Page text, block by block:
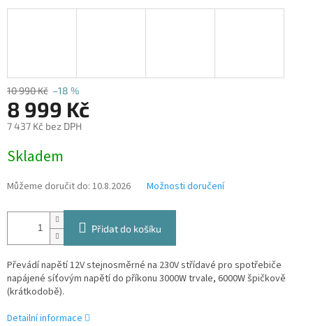
10 990 Kč –18 %
8 999 Kč
7 437 Kč bez DPH
cena:
Skladem
Můžeme doručit do: 10.8.2026 Možnosti doručení
Přidat do košíku
Převádí napětí 12V stejnosměrné na 230V střídavé pro spotřebiče
napájené síťovým napětí do příkonu 3000W trvale, 6000W špičkově
(krátkodobě).
Detailní informace